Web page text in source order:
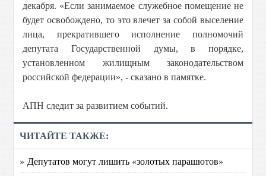
декабря. «Если занимаемое служебное помещение не
будет освобождено, то это влечет за собой выселение
лица, прекратившего исполнение полномочий
депутата Государственной думы, в порядке,
установленном жилищным законодательством
российской федерации», - сказано в памятке.
АПН следит за развитием событий.
ЧИТАЙТЕ ТАКЖЕ:
» Депутатов могут лишить «золотых парашютов»